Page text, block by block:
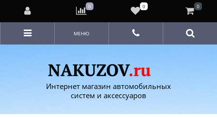
Интернет магазин автомобильных
систем и аксессуаров
МЕНЮ
0 0 0